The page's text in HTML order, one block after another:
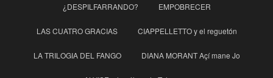
¿DESPILFARRANDO? EMPOBRECER
LAS CUATRO GRACIAS CIAPPELLETTO y el reguetón
LA TRILOGIA DEL FANGO DIANA MORANT Açí mane Jo